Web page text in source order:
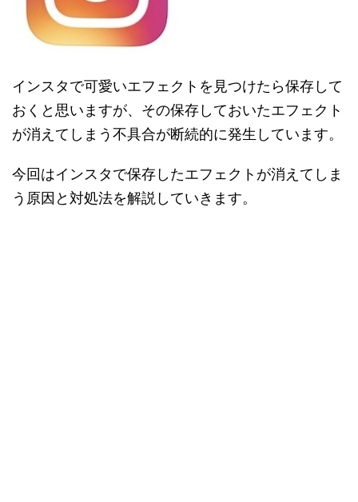
インスタで可愛いエフェクトを見つけたら保存して
おくと思いますが、その保存しておいたエフェクト
が消えてしまう不具合が断続的に発生しています。
今回はインスタで保存したエフェクトが消えてしま
う原因と対処法を解説していきます。